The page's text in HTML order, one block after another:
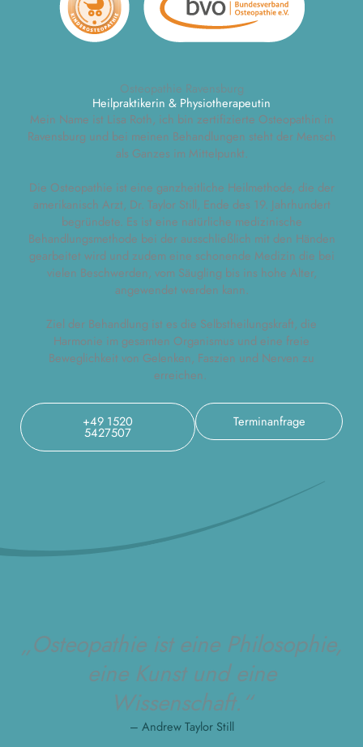
Osteopathie Ravensburg
Heilpraktikerin & Physiotherapeutin
Mein Name ist Lisa Roth, ich bin zertifizierte Osteopathin in
Ravensburg und bei meinen Behandlungen steht der Mensch
als Ganzes im Mittelpunkt.
Die Osteopathie ist eine ganzheitliche Heilmethode, die der
amerikanisch Arzt, Dr. Taylor Still, Ende des 19. Jahrhundert
begründete. Es ist eine natürliche medizinische
Behandlungsmethode bei der ausschließlich mit den Händen
gearbeitet wird und zudem eine schonende Medizin die bei
vielen Beschwerden, vom Säugling bis ins hohe Alter,
angewendet werden kann.
Ziel der Behandlung ist es die Selbstheilungskraft, die
Harmonie im gesamten Organismus und eine freie
Beweglichkeit von Gelenken, Faszien und Nerven zu
erreichen.
+49 1520
5427507
Terminanfrage
„Osteopathie ist eine Philosophie,
eine Kunst und eine
Wissenschaft.“
– Andrew Taylor Still